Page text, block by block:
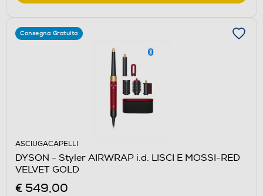
Consegna Gratuita
ASCIUGACAPELLI
DYSON - Styler AIRWRAP i.d. LISCI E MOSSI-RED
VELVET GOLD
€ 549,00